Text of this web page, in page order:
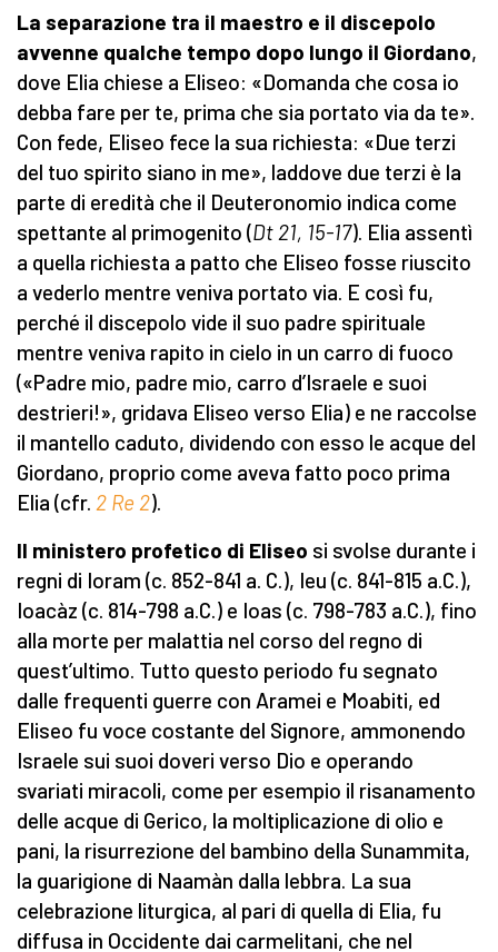
La separazione tra il maestro e il discepolo
avvenne qualche tempo dopo lungo il Giordano,
dove Elia chiese a Eliseo: «Domanda che cosa io
debba fare per te, prima che sia portato via da te».
Con fede, Eliseo fece la sua richiesta: «Due terzi
del tuo spirito siano in me», laddove due terzi è la
parte di eredità che il Deuteronomio indica come
spettante al primogenito (Dt 21, 15-17). Elia assentì
a quella richiesta a patto che Eliseo fosse riuscito
a vederlo mentre veniva portato via. E così fu,
perché il discepolo vide il suo padre spirituale
mentre veniva rapito in cielo in un carro di fuoco
(«Padre mio, padre mio, carro d’Israele e suoi
destrieri!», gridava Eliseo verso Elia) e ne raccolse
il mantello caduto, dividendo con esso le acque del
Giordano, proprio come aveva fatto poco prima
Elia (cfr. 2 Re 2).
Il ministero profetico di Eliseo si svolse durante i
regni di Ioram (c. 852-841 a. C.), Ieu (c. 841-815 a.C.),
Ioacàz (c. 814-798 a.C.) e Ioas (c. 798-783 a.C.), fino
alla morte per malattia nel corso del regno di
quest’ultimo. Tutto questo periodo fu segnato
dalle frequenti guerre con Aramei e Moabiti, ed
Eliseo fu voce costante del Signore, ammonendo
Israele sui suoi doveri verso Dio e operando
svariati miracoli, come per esempio il risanamento
delle acque di Gerico, la moltiplicazione di olio e
pani, la risurrezione del bambino della Sunammita,
la guarigione di Naamàn dalla lebbra. La sua
celebrazione liturgica, al pari di quella di Elia, fu
diffusa in Occidente dai carmelitani, che nel